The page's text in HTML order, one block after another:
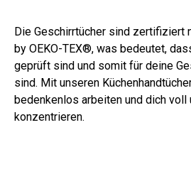
Die Geschirrtücher sind zertifiziert
by OEKO-TEX®, was bedeutet,
geprüft sind und somit für deine
sind. Mit unseren
bedenkenlos arbeiten und dich voll
konzentrieren.